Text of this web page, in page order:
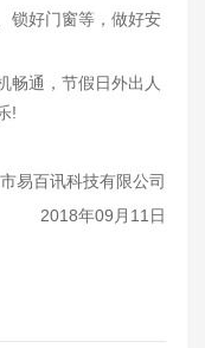
好门窗等，做好安
通，节假日外出人
!
百讯科技有限公司
2018年09月11日